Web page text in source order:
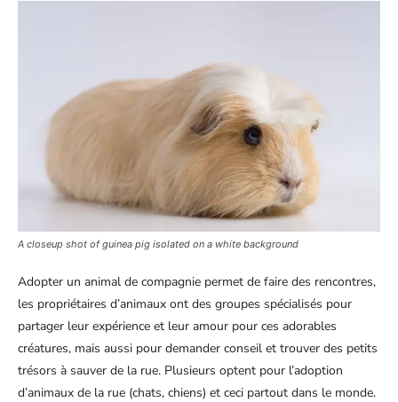
A closeup shot of guinea pig isolated on a white background
Adopter un animal de compagnie permet de faire des rencontres,
les propriétaires d’animaux ont des groupes spécialisés pour
partager leur expérience et leur amour pour ces adorables
créatures, mais aussi pour demander conseil et trouver des petits
trésors à sauver de la rue. Plusieurs optent pour l’adoption
d’animaux de la rue (chats, chiens) et ceci partout dans le monde.